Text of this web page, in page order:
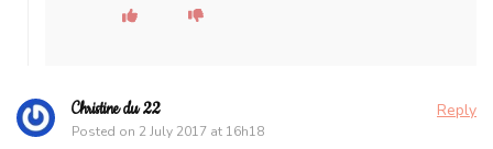
Christine du 22
Posted on 2 July 2017 at 16h18
Reply